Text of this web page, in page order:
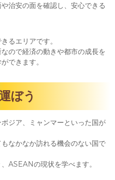
治安の面を確認し、安心できる
るエリアです。
ので経済の動きや都市の成長を
できます。
ぼう
ジア、ミャンマーといった国が
なかなか訪れる機会のない国で
ASEANの現状を学べます。